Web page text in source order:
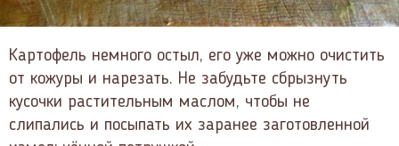
Картофель немного остыл, его уже можно очистить
от кожуры и нарезать. Не забудьте сбрызнуть
кусочки растительным маслом, чтобы не
слипались и посыпать их заранее заготовленной